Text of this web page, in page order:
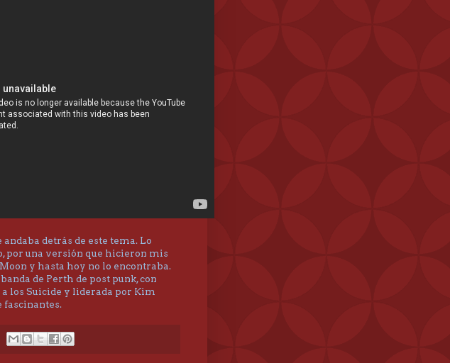
detrás de este tema. Lo
por una versión que hicieron mis
y hasta hoy no lo encontraba.
de Perth de post punk, con
los Suicide y liderada por Kim